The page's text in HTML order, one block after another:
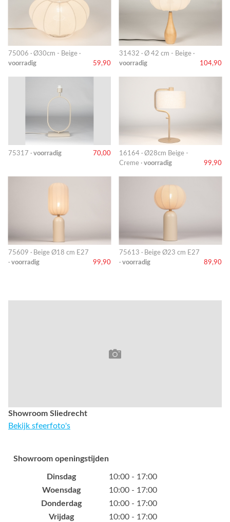
75006 · Ø30cm - Beige ·
voorradig
59,90
31432 · Ø 42 cm - Beige ·
voorradig
104,90
75317 · voorradig 70,00
16164 · Ø28cm Beige -
Creme · voorradig 99,90
75609 · Beige Ø18 cm E27
· voorradig 99,90
75613 · Beige Ø23 cm E27
· voorradig 89,90
Showroom Sliedrecht
Bekijk sfeerfoto's
Showroom openingstijden
Dinsdag
10:00 - 17:00
Woensdag
10:00 - 17:00
Donderdag
10:00 - 17:00
Vrijdag
10:00 - 17:00